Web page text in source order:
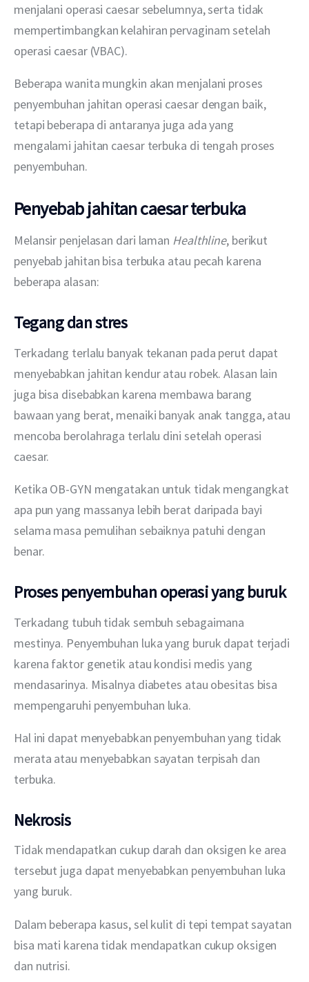
menjalani operasi caesar sebelumnya, serta tidak
mempertimbangkan kelahiran pervaginam setelah
operasi caesar (VBAC).
Beberapa wanita mungkin akan menjalani proses
penyembuhan jahitan operasi caesar dengan baik,
tetapi beberapa di antaranya juga ada yang
mengalami jahitan caesar terbuka di tengah proses
penyembuhan.
Penyebab jahitan caesar terbuka
Melansir penjelasan dari laman Healthline, berikut
penyebab jahitan bisa terbuka atau pecah karena
beberapa alasan:
Tegang dan stres
Terkadang terlalu banyak tekanan pada perut dapat
menyebabkan jahitan kendur atau robek. Alasan lain
juga bisa disebabkan karena membawa barang
bawaan yang berat, menaiki banyak anak tangga, atau
mencoba berolahraga terlalu dini setelah operasi
caesar.
Ketika OB-GYN mengatakan untuk tidak mengangkat
apa pun yang massanya lebih berat daripada bayi
selama masa pemulihan sebaiknya patuhi dengan
benar.
Proses penyembuhan operasi yang buruk
Terkadang tubuh tidak sembuh sebagaimana
mestinya. Penyembuhan luka yang buruk dapat terjadi
karena faktor genetik atau kondisi medis yang
mendasarinya. Misalnya diabetes atau obesitas bisa
mempengaruhi penyembuhan luka.
Hal ini dapat menyebabkan penyembuhan yang tidak
merata atau menyebabkan sayatan terpisah dan
terbuka.
Nekrosis
Tidak mendapatkan cukup darah dan oksigen ke area
tersebut juga dapat menyebabkan penyembuhan luka
yang buruk.
Dalam beberapa kasus, sel kulit di tepi tempat sayatan
bisa mati karena tidak mendapatkan cukup oksigen
dan nutrisi.